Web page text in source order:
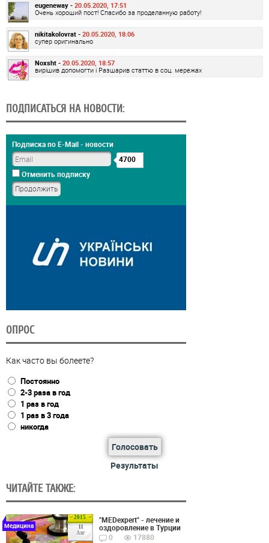
eugeneway - 20.05.2020, 17:51
Очень хороший пост! Спасибо за проделанную работу!
nikitakolovrat - 20.05.2020, 18:06
супер оригинально
Noxsht - 20.05.2020, 18:57
вирішив допомогти і Разшарив статтю в соц. мережах
ПОДПИСАТЬСЯ НА НОВОСТИ:
Подписка по E-Mail - новости
4700
Отменить подписку
ОПРОС
Как часто вы болеете?
Постоянно
2-3 раза в год
1 раз в год
1 раз в 3 года
никогда
Голосовать
Результаты
ЧИТАЙТЕ ТАКЖЕ:
2015
11
Авг
Медицина
"MEDexpert" - лечение и
оздоровление в Турции
0
17880